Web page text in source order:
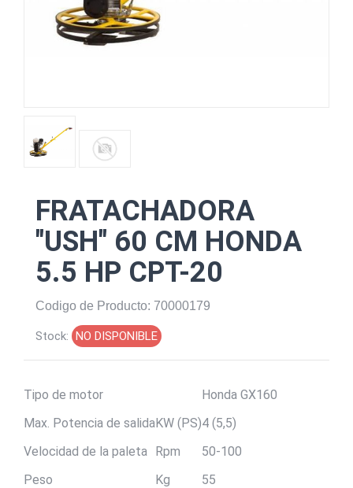
FRATACHADORA
"USH" 60 CM HONDA
5.5 HP CPT-20
Codigo de Producto: 70000179
Stock: NO DISPONIBLE
Tipo de motor
Honda GX160
Max. Potencia de salidaKW (PS)4 (5,5)
Velocidad de la paleta Rpm
50-100
Peso
Kg 55